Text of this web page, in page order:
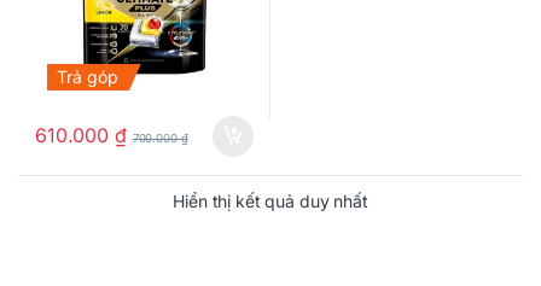
Trả góp
610.000 ₫ 700.000₫
Hiển thị kết quả duy nhất